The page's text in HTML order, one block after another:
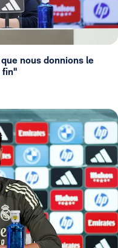
nous donnions le
fin"